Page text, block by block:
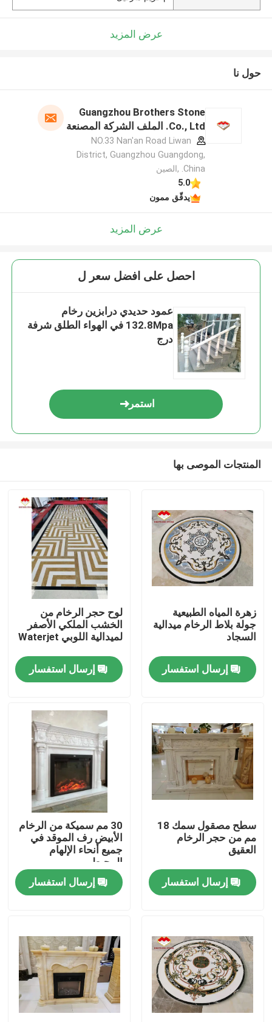
المنزل
حولنا
جولة في المصنع
مراقبة الجودة
القضايا
اطلب اقتباس
ألواح الجرانيت الحجر
عرض المزيد
حول نا
Guangzhou Brothers Stone
Co., Ltd. الملف الشركة المصنعة
NO.33 Nan'an Road Liwan
District, Guangzhou Guangdong,
China. ,الصين
5.0
يدقّق ممون
عرض المزيد
احصل على افضل سعر ل
عمود حديدي درابزين رخام
132.8Mpa في الهواء الطلق شرفة
درج
استمر
المنتجات الموصى بها
زهرة المياه الطبيعية
جولة بلاط الرخام ميدالية
السجاد
إرسال استفسار
لوح حجر الرخام من
الخشب الملكي الأصفر
لميدالية اللوبي Waterjet
إرسال استفسار
سطح مصقول سمك 18
مم من حجر الرخام
العقيق
إرسال استفسار
30 مم سميكة من الرخام
الأبيض رف الموقد في
جميع أنحاء الإلهام
المحيطي
إرسال استفسار